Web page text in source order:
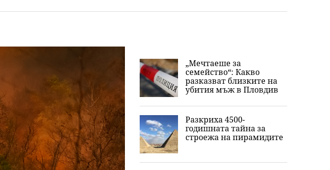
„Мечтаеше за
семейство“: Какво
разказват близките на
убития мъж в Пловдив
Разкриха 4500-
годишната тайна за
строежа на пирамидите